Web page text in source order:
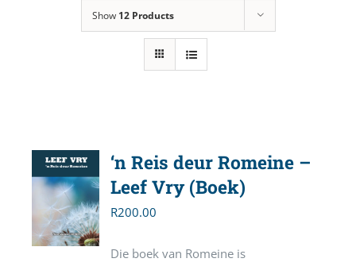
Show 12 Products
‘n Reis deur Romeine –
Leef Vry (Boek)
R200.00
Die boek van Romeine is